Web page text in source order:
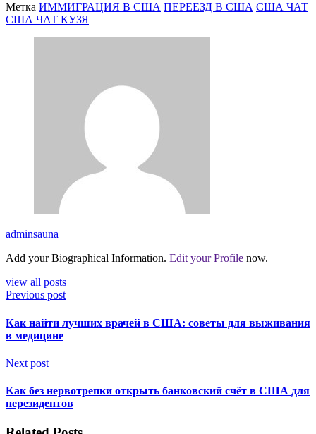
Метка ИММИГРАЦИЯ В США ПЕРЕЕЗД В США США ЧАТ
США ЧАТ КУЗЯ
adminsauna
Add your Biographical Information. Edit your Profile now.
view all posts
Previous post
Как найти лучших врачей в США: советы для выживания
в медицине
Next post
Как без нервотрепки открыть банковский счёт в США для
нерезидентов